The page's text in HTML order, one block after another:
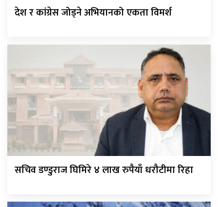
देश र कांग्रेस जोड्ने अभियानको एकता विमर्श
सचिव डण्डुराज घिमिरे ४ लाख रुपैयाँ धरौटीमा रिहा